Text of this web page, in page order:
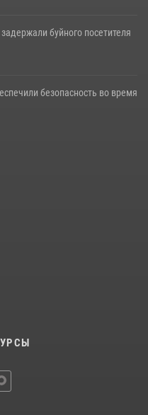
буйного посетителя
безопасность во время